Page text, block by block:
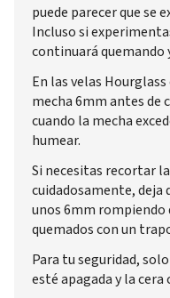
puede parecer que se
Incluso si
continuará quemando
En las velas
mecha 6mm antes de
cuando la mecha
humear.
Si necesitas recortar
cuidadosamente, deja
unos 6mm
quemados con un
Para tu seguridad,
esté apagada y la